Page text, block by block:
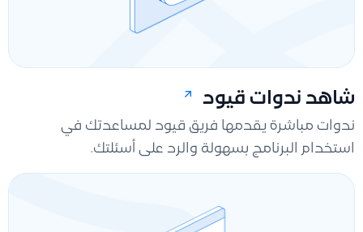
شاهد ندوات قيود
ندوات مباشرة يقدمها فريق قيود لمساعدتك في
استخدام البرنامج بسهولة والرد على أسئلتك.